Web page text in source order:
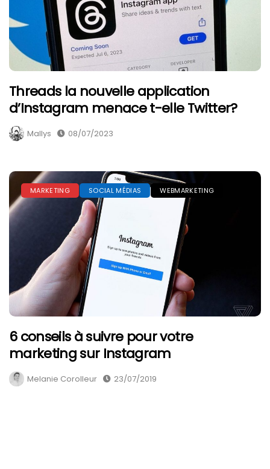
Threads la nouvelle application
d’Instagram menace t-elle Twitter?
Mallys 08/07/2023
MARKETING SOCIAL MÉDIAS WEBMARKETING
6 conseils à suivre pour votre
marketing sur Instagram
Melanie Corolleur 23/07/2019